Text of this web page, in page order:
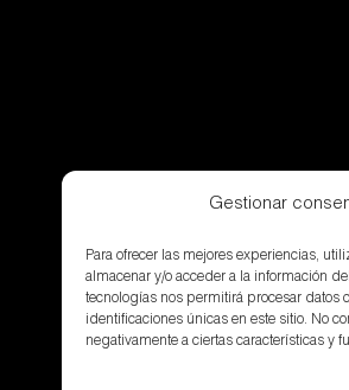
Gestionar
Para ofrecer las mejores experiencias,
almacenar y/o acceder a la información
tecnologías nos permitirá procesar datos
identificaciones únicas en este sitio. No
negativamente a ciertas características y